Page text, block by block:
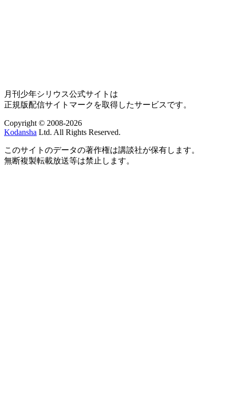
月刊少年シリウス公式サイトは
正規版配信サイトマークを取得したサービスです。
Copyright © 2008-2026
Kodansha Ltd. All Rights Reserved.
このサイトのデータの著作権は講談社が保有します。
無断複製転載放送等は禁止します。